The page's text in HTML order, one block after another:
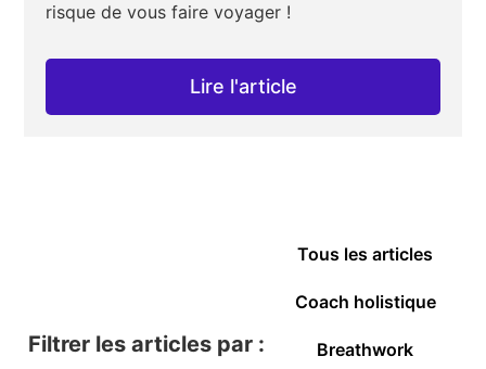
risque de vous faire voyager !
Lire l'article
Filtrer les articles par :
Tous les articles
Coach holistique
Breathwork